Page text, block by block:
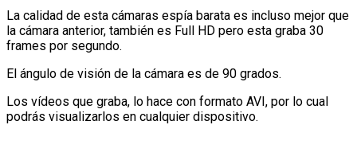
La calidad de esta cámaras espía barata es incluso mejor que
la cámara anterior, también es Full HD pero esta graba 30
frames por segundo.
El ángulo de visión de la cámara es de 90 grados.
Los vídeos que graba, lo hace con formato AVI, por lo cual
podrás visualizarlos en cualquier dispositivo.